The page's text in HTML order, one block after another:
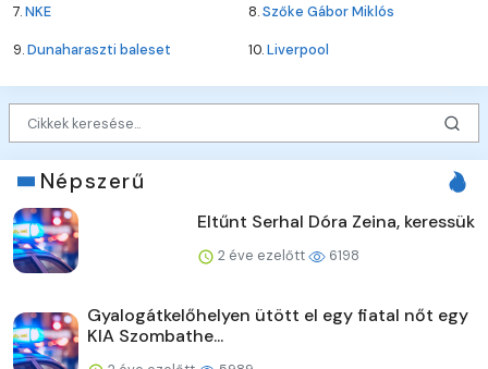
7.NKE 8.Szőke Gábor Miklós
9.Dunaharaszti baleset 10.Liverpool
Népszerű
Eltűnt Serhal Dóra Zeina, keressük
2 éve ezelőtt 6198
Gyalogátkelőhelyen ütött el egy fiatal nőt egy
KIA Szombathe...